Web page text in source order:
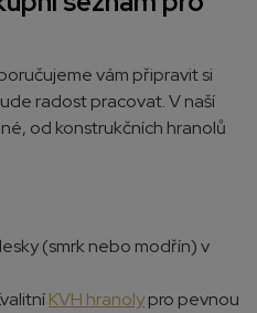
vám připravit si
radost pracovat. V naší
od konstrukčních hranolů
(smrk nebo modřín) v
KVH hranolypro pevnou